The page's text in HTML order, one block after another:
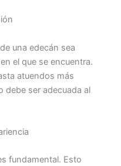
una edecán sea
el que se encuentra.
atuendos más
debe ser adecuada al
fundamental. Esto